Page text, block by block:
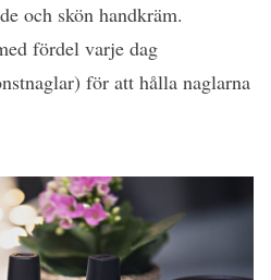
och skön handkräm.
fördel varje dag
för att hålla naglarna